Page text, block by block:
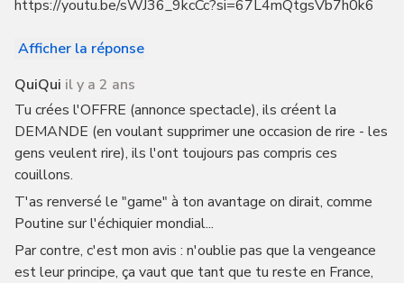
https://youtu.be/sWJ36_9kcCc?si=67L4mQtgsVb7h0k6
Afficher la réponse
QuiQui il y a 2 ans
Tu crées l'OFFRE (annonce spectacle), ils créent la
DEMANDE (en voulant supprimer une occasion de rire - les
gens veulent rire), ils l'ont toujours pas compris ces
couillons.
T'as renversé le "game" à ton avantage on dirait, comme
Poutine sur l'échiquier mondial...
Par contre, c'est mon avis : n'oublie pas que la vengeance
est leur principe, ça vaut que tant que tu reste en France,